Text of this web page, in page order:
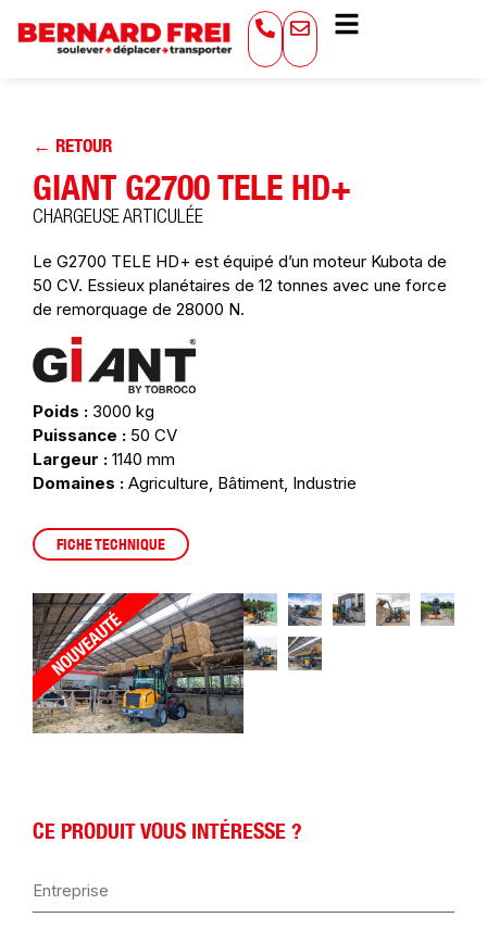
← RETOUR
GIANT G2700 TELE HD+
CHARGEUSE ARTICULÉE
Le G2700 TELE HD+ est équipé d’un moteur Kubota de
50 CV. Essieux planétaires de 12 tonnes avec une force
de remorquage de 28000 N.
Poids : 3000 kg
Puissance : 50 CV
Largeur : 1140 mm
Domaines : Agriculture, Bâtiment, Industrie
FICHE TECHNIQUE
CE PRODUIT VOUS INTÉRESSE ?